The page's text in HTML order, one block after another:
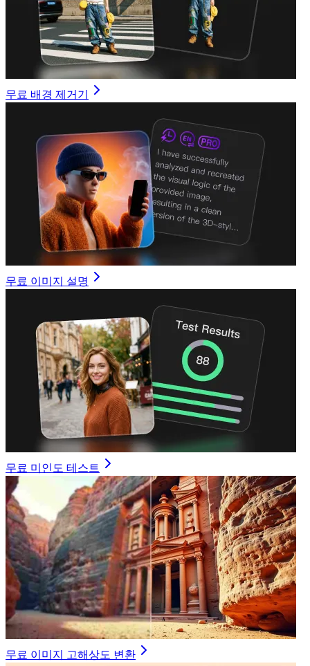
무료 배경 제거기
무료 이미지 설명
무료 미인도 테스트
무료 이미지 고해상도 변환